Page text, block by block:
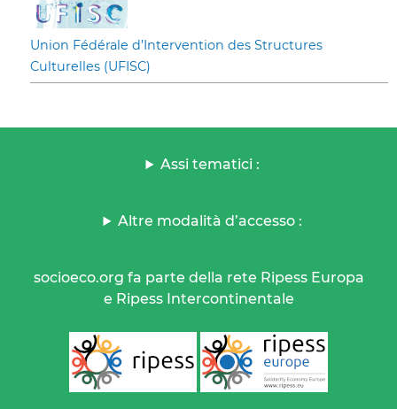
Union Fédérale d’Intervention des Structures
Culturelles (UFISC)
Assi tematici :
Altre modalità d’accesso :
socioeco.org fa parte della rete Ripess Europa
e Ripess Intercontinentale